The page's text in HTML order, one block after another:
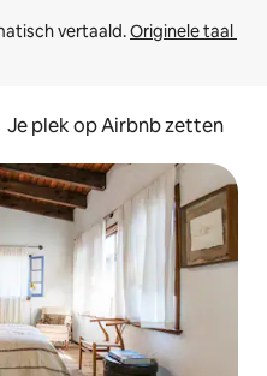
vertaald. Originele taal
Je plek op Airbnb zetten